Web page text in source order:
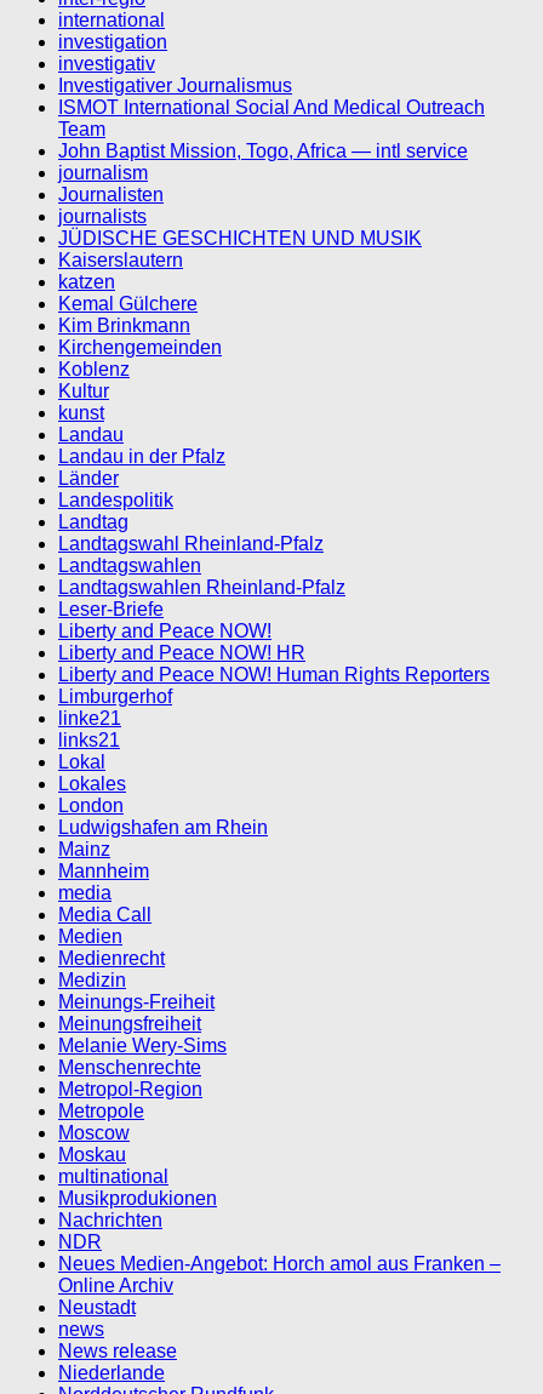
international
investigation
investigativ
Investigativer Journalismus
ISMOT International Social And Medical Outreach
Team
John Baptist Mission, Togo, Africa — intl service
journalism
Journalisten
journalists
JÜDISCHE GESCHICHTEN UND MUSIK
Kaiserslautern
katzen
Kemal Gülchere
Kim Brinkmann
Kirchengemeinden
Koblenz
Kultur
kunst
Landau
Landau in der Pfalz
Länder
Landespolitik
Landtag
Landtagswahl Rheinland-Pfalz
Landtagswahlen
Landtagswahlen Rheinland-Pfalz
Leser-Briefe
Liberty and Peace NOW!
Liberty and Peace NOW! HR
Liberty and Peace NOW! Human Rights Reporters
Limburgerhof
linke21
links21
Lokal
Lokales
London
Ludwigshafen am Rhein
Mainz
Mannheim
media
Media Call
Medien
Medienrecht
Medizin
Meinungs-Freiheit
Meinungsfreiheit
Melanie Wery-Sims
Menschenrechte
Metropol-Region
Metropole
Moscow
Moskau
multinational
Musikprodukionen
Nachrichten
NDR
Neues Medien-Angebot: Horch amol aus Franken –
Online Archiv
Neustadt
news
News release
Niederlande